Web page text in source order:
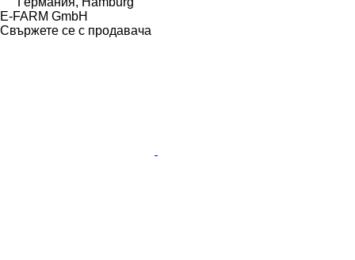
E-FARM GmbH
Свържете се с продавача